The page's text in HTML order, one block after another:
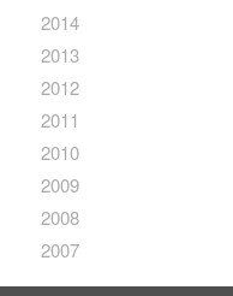
2014
2013
2012
2011
2010
2009
2008
2007